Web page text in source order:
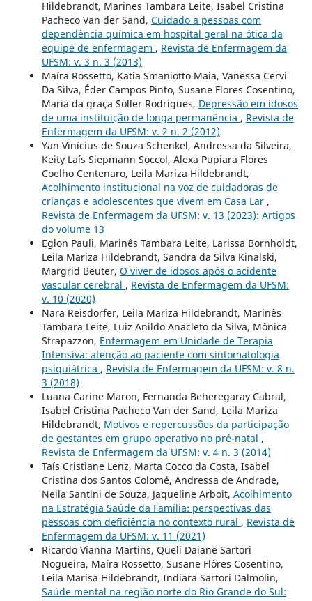
Hildebrandt, Marines Tambara Leite, Isabel Cristina
Pacheco Van der Sand, Cuidado a pessoas com
dependência química em hospital geral na ótica da
equipe de enfermagem , Revista de Enfermagem da
UFSM: v. 3 n. 3 (2013)
Maíra Rossetto, Katia Smaniotto Maia, Vanessa Cervi
Da Silva, Éder Campos Pinto, Susane Flores Cosentino,
Maria da graça Soller Rodrigues, Depressão em idosos
de uma instituição de longa permanência , Revista de
Enfermagem da UFSM: v. 2 n. 2 (2012)
Yan Vinícius de Souza Schenkel, Andressa da Silveira,
Keity Laís Siepmann Soccol, Alexa Pupiara Flores
Coelho Centenaro, Leila Mariza Hildebrandt,
Acolhimento institucional na voz de cuidadoras de
crianças e adolescentes que vivem em Casa Lar ,
Revista de Enfermagem da UFSM: v. 13 (2023): Artigos
do volume 13
Eglon Pauli, Marinês Tambara Leite, Larissa Bornholdt,
Leila Mariza Hildebrandt, Sandra da Silva Kinalski,
Margrid Beuter, O viver de idosos após o acidente
vascular cerebral , Revista de Enfermagem da UFSM:
v. 10 (2020)
Nara Reisdorfer, Leila Mariza Hildebrandt, Marinês
Tambara Leite, Luiz Anildo Anacleto da Silva, Mônica
Strapazzon, Enfermagem em Unidade de Terapia
Intensiva: atenção ao paciente com sintomatologia
psiquiátrica , Revista de Enfermagem da UFSM: v. 8 n.
3 (2018)
Luana Carine Maron, Fernanda Beheregaray Cabral,
Isabel Cristina Pacheco Van der Sand, Leila Mariza
Hildebrandt, Motivos e repercussões da participação
de gestantes em grupo operativo no pré-natal ,
Revista de Enfermagem da UFSM: v. 4 n. 3 (2014)
Taís Cristiane Lenz, Marta Cocco da Costa, Isabel
Cristina dos Santos Colomé, Andressa de Andrade,
Neila Santini de Souza, Jaqueline Arboit, Acolhimento
na Estratégia Saúde da Família: perspectivas das
pessoas com deficiência no contexto rural , Revista de
Enfermagem da UFSM: v. 11 (2021)
Ricardo Vianna Martins, Queli Daiane Sartori
Nogueira, Maíra Rossetto, Susane Flôres Cosentino,
Leila Marisa Hildebrandt, Indiara Sartori Dalmolin,
Saúde mental na região norte do Rio Grande do Sul: